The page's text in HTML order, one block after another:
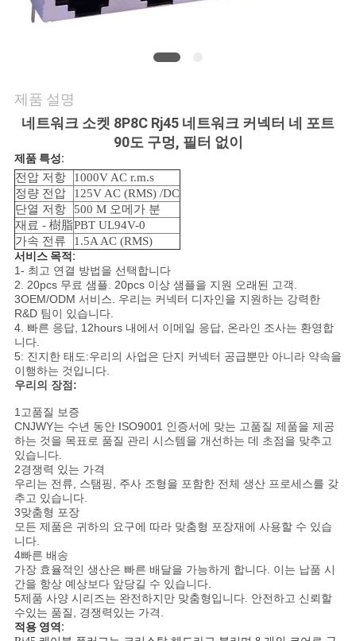
조
요
하
다
COMPANY
NEWS
사
이
트
맵
PRIVACY
POLICY
제품 설명
네트워크 소켓 8P8C Rj45 네트워크 커넥터 네 포트
90도 구멍, 필터 없이
제품 특성:
전압 저항
1000V AC r.m.s
정량 전압
125V AC (RMS) /DC
단열 저항
500 M 오메가 분
재료 - 樹脂PBT UL94V-0
가속 전류
1.5A AC (RMS)
서비스 목적:
1- 최고 연결 방법을 선택합니다
2. 20pcs 무료 샘플. 20pcs 이상 샘플을 지원 오래된 고객.
3OEM/ODM 서비스. 우리는 커넥터 디자인을 지원하는 강력한
R&D 팀이 있습니다.
4. 빠른 응답, 12hours 내에서 이메일 응답, 온라인 조사는 환영합
니다.
5: 진지한 태도:우리의 사업은 단지 커넥터 공급뿐만 아니라 약속을
이행하는 것입니다.
우리의 장점:
1고품질 보증
CNJWY는 수년 동안 ISO9001 인증서에 맞는 고품질 제품을 제공
하는 것을 목표로 품질 관리 시스템을 개선하는 데 초점을 맞추고
있습니다.
2경쟁력 있는 가격
우리는 전류, 스탬핑, 주사 조형을 포함한 전체 생산 프로세스를 갖
추고 있습니다.
3맞춤형 포장
모든 제품은 귀하의 요구에 따라 맞춤형 포장재에 사용할 수 있습
니다.
4빠른 배송
가장 효율적인 생산은 빠른 배달을 가능하게 합니다. 이는 납품 시
간을 항상 예상보다 앞당길 수 있습니다.
5제품 사양 시리즈는 완전하지만 맞춤형입니다. 안전하고 신뢰할
수있는 품질, 경쟁력있는 가격.
적용 영역: